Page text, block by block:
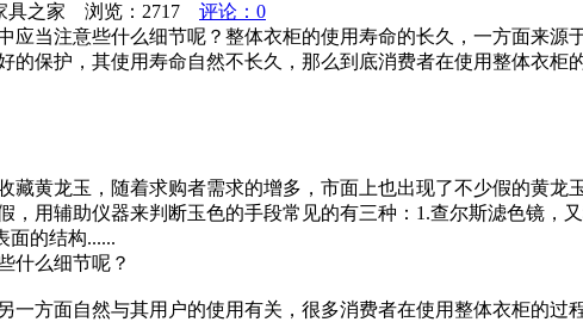
具之家 浏览： 2717
评论：0
当注意些什么细节呢？整体衣柜的使用寿命的长久，一方面来源
保护，其使用寿命自然不长久，那么到底消费者在使用整体衣柜
黄龙玉，随着求购者需求的增多，市面上也出现了不少假的黄龙
用辅助仪器来判断玉色的手段常见的有三种：1.查尔斯滤色镜，
面的结构......
什么细节呢？
方面自然与其用户的使用有关，很多消费者在使用整体衣柜的过